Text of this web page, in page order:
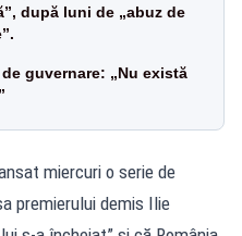
după luni de „abuz de
guvernare: „Nu există
miercuri o serie de
premierului demis Ilie